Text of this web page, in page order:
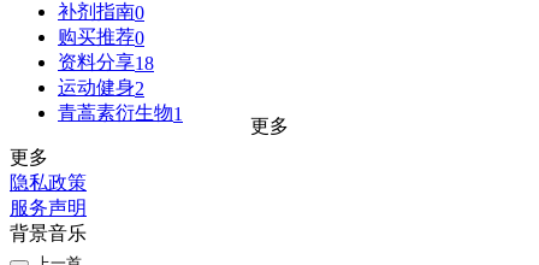
补剂指南0
购买推荐0
资料分享18
运动健身2
青蒿素衍生物1
更多
更多
隐私政策
服务声明
背景音乐